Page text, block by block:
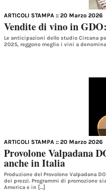
ARTICOLI STAMPA :: 20 Marzo 2026
Vendite di vino in
Le anticipazioni dello studio Circana
2025, reggono meglio i vini a
ARTICOLI STAMPA :: 20 Marzo 2026
Provolone Valpadana
anche in Italia
Produzione del Provolone Valpadana
dei prezzi. Programmi di promozione
America e in […]